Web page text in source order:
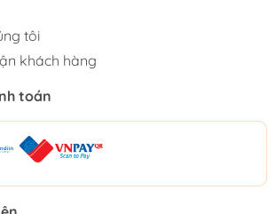
tôi
khách hàng
toán